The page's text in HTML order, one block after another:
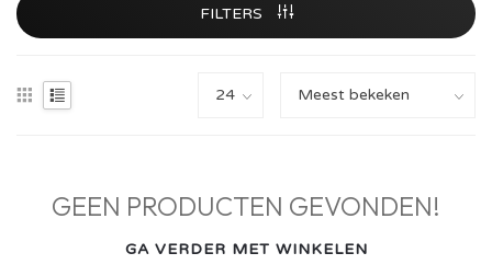
FILTERS
GEEN PRODUCTEN GEVONDEN!
GA VERDER MET WINKELEN